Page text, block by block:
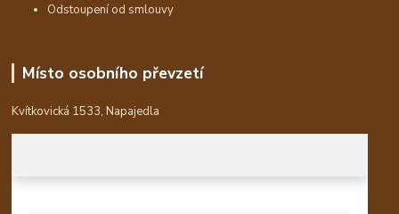
Odstoupení od smlouvy
Místo osobního převzetí
Kvítkovická 1533, Napajedla